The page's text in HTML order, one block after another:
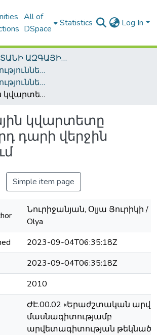
All of
DSpace
Statistics Log In
ՀԱՅԱՍՏԱՆԻ ԱԶԳԱՅԻՆ ԳՐԱԴԱՐԱՆԻ ԹՎԱՅԻՆ ՊԱՀՈՑ / DIGITAL REPOSITORY OF NLA
Ատենախոսություններ և սեղմագրեր / Theses & Abstracts
Ատենախոսություններ և սեղմագրեր / Theses & Abstracts
Հայ լարային կվարտետը քսաներորդ դարի վերջին քառորդում
կվարտետը
դարի վերջին
Simple item page
Նուրիջանյան, Օլյա Յուրիկի /
Olya
2023-09-04T06:35:18Z
2023-09-04T06:35:18Z
2010
ԺԷ.00.02 «Երաժշտական
մասնագիտությամբ
արվետագիտության